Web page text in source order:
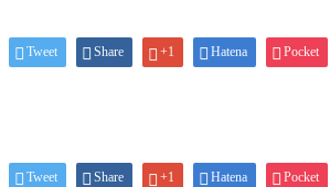
Tweet Share +1 Hatena Pocket
Tweet Share +1 Hatena Pocket